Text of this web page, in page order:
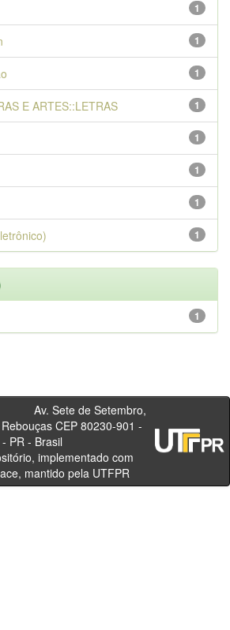
1
1
1
1
E ARTES::LETRAS
1
1
1
1
1
de Setembro,
CEP 80230-901 -
- PR - Brasil
implementado com
mantido pela UTFPR